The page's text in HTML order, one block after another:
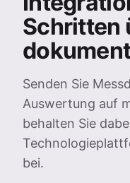
Schritten
Senden Sie
Auswertung auf
behalten Sie
bei.